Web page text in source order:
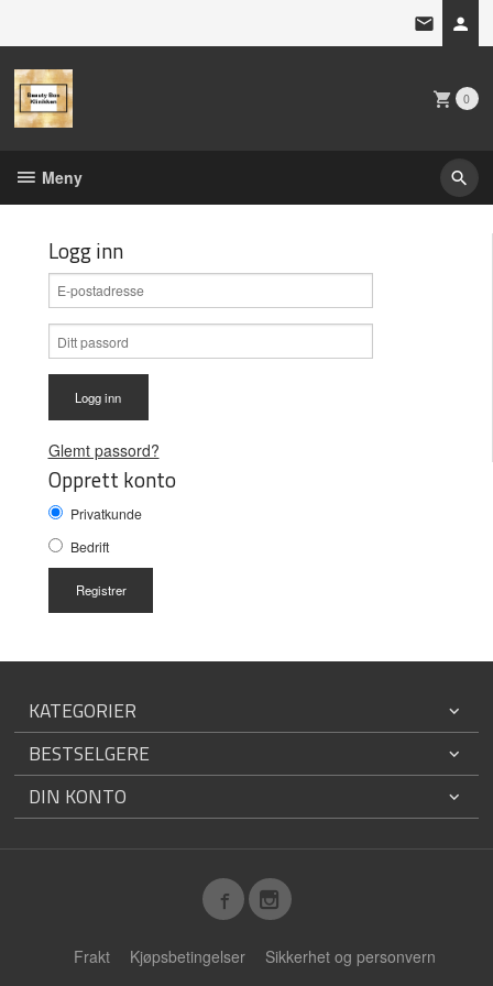
0
Meny
Logg inn
Glemt passord?
Opprett konto
Privatkunde
Bedrift
KATEGORIER
BESTSELGERE
DIN KONTO
Frakt Kjøpsbetingelser Sikkerhet og personvern